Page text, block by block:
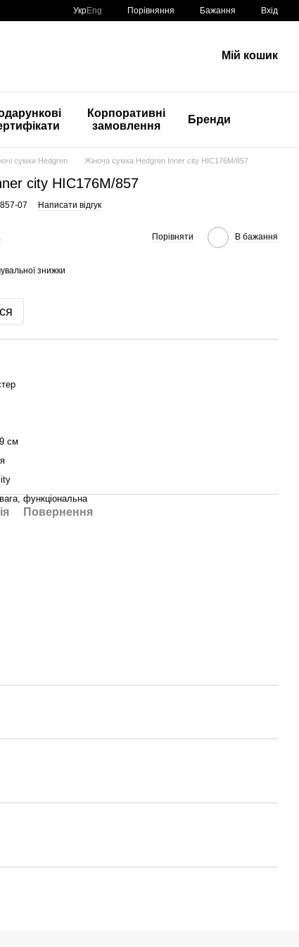
УкрEng Порівняння Бажання Вхід
Мій кошик
Корпоративні
замовлення
Бренди
сумки Hedgren Жіноча сумка Hedgren Inner city HIC176M/857
city HIC176M/857
07 Написати відгук
Порівняти В бажання
знижки
см
функціональна
Повернення